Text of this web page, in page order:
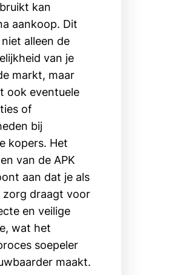
kan
aankoop. Dit
alleen de
van je
markt, maar
ook eventuele
of
bij
kopers. Het
van de APK
aan dat je als
zorg draagt voor
en veilige
wat het
soepeler
maakt.